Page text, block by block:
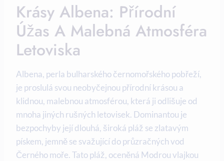
Krásy Albena: Přírodní
Úžas A Malebná Atmosféra
Letoviska
Albena, perla bulharského černomořského pobřeží,
je proslulá svou neobyčejnou přírodní krásou a
klidnou, malebnou atmosférou, která ji odlišuje od
mnoha jiných rušných letovisek. Dominantou je
bezpochyby její dlouhá, široká pláž se zlatavým
pískem, jemně se svažující do průzračných vod
Černého moře. Tato pláž, oceněná Modrou vlajkou